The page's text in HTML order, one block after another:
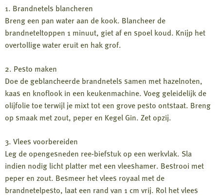
1. Brandnetels blancheren
Breng een pan water aan de kook. Blancheer de
brandneteltoppen 1 minuut, giet af en spoel koud. Knijp het
overtollige water eruit en hak grof.
2. Pesto maken
Doe de geblancheerde brandnetels samen met hazelnoten,
kaas en knoflook in een keukenmachine. Voeg geleidelijk de
olijfolie toe terwijl je mixt tot een grove pesto ontstaat. Breng
op smaak met zout, peper en Kegel Gin. Zet opzij.
3. Vlees voorbereiden
Leg de opengesneden ree-biefstuk op een werkvlak. Sla
indien nodig licht platter met een vleeshamer. Bestrooi met
peper en zout. Besmeer het vlees royaal met de
brandnetelpesto, laat een rand van 1 cm vrij. Rol het vlees